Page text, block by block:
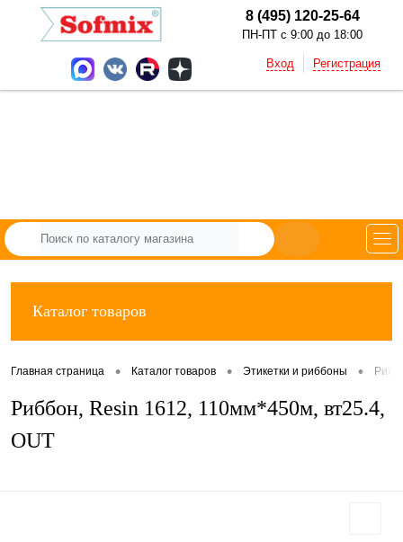
8 (495) 120-25-64
ПН-ПТ с 9:00 до 18:00
Вход Регистрация
Каталог товаров
Главная страница • Каталог товаров • Этикетки и риббоны •
Риббон, Resin 1612, 110мм*450м, вт25.4,
OUT